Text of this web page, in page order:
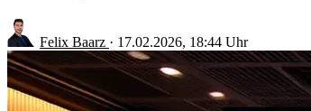
Felix Baarz · 17.02.2026, 18:44 Uhr